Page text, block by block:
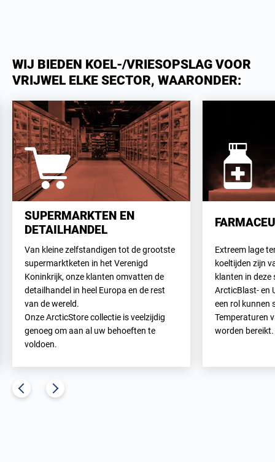
WIJ BIEDEN KOEL-/VRIESOPSLAG VOOR
VRIJWEL ELKE SECTOR, WAARONDER:
SUPERMARKTEN EN
DETAILHANDEL
Van kleine zelfstandigen tot de grootste
supermarktketen in het Verenigd
Koninkrijk, onze klanten omvatten de
detailhandel in heel Europa en de rest
van de wereld.
Onze ArcticStore collectie is veelzijdig
genoeg om aan al uw behoeften te
voldoen.
Extreem lage
koeltijden zijn
klanten in deze
ArcticBlast- en
een rol kunnen
Temperaturen
worden bereikt.